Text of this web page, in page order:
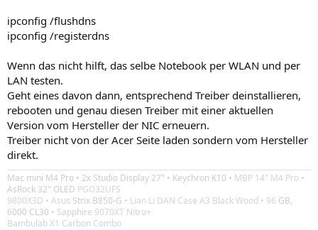
ipconfig /flushdns
ipconfig /registerdns
Wenn das nicht hilft, das selbe Notebook per WLAN und per
LAN testen.
Geht eines davon dann, entsprechend Treiber deinstallieren,
rebooten und genau diesen Treiber mit einer aktuellen
Version vom Hersteller der NIC erneuern.
Treiber nicht von der Acer Seite laden sondern vom Hersteller
direkt.
Mac mini M4 Pro • 2x Studio Display 27" • Keychron K10 • MBP 14" M4 Pro •
AsRock 32" OLED PGO32UFS
9800X3D • Asus Strix B850-G • Lian Li DAN Case A3 Black Wood • 96 GB,
6000 CL30 • Sapphire 9070XT Nitro+
Bambulab X1 Carbon Combo